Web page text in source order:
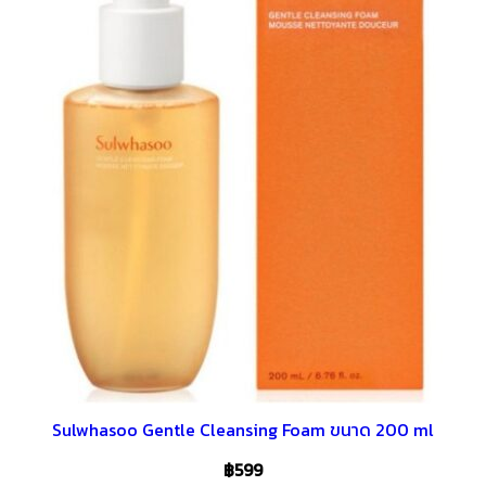
Sulwhasoo Gentle Cleansing Foam ขนาด 200 ml
฿599